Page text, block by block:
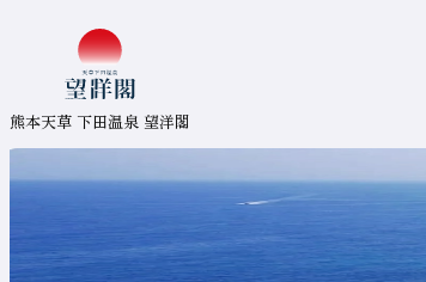
熊本天草 下田温泉 望洋閣
ま
で
ジ
ン
室
熊本天草 下田温泉 望洋閣